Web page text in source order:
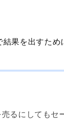
果を出すため
売るにしてもセ